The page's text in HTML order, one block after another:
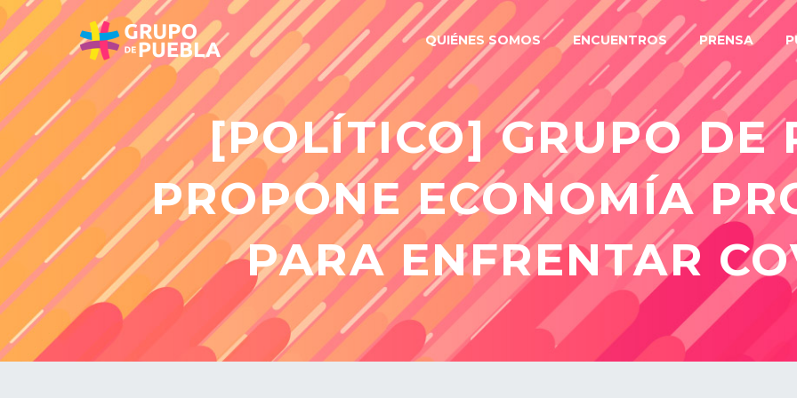
QUIÉNES SOMOS ENCUENTROS PRENSA
[POLÍTICO] GRUPO DE
PROPONE ECONOMÍA
PARA ENFRENTAR